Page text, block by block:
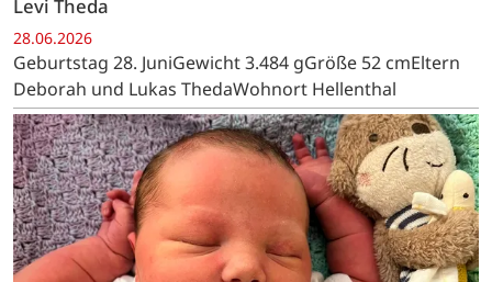
Levi Theda
28.06.2026
Geburtstag 28. JuniGewicht 3.484 gGröße 52 cmEltern
Deborah und Lukas ThedaWohnort Hellenthal